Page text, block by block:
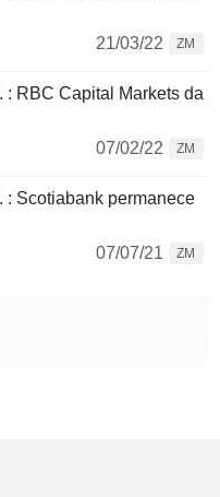
21/03/22
ZM
RBC Capital Markets da
07/02/22
ZM
: Scotiabank permanece
07/07/21
ZM